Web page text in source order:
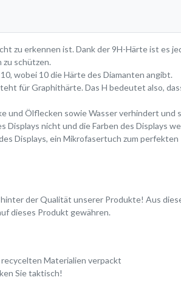
zu erkennen ist. Dank der 9H-Härte ist es
zu schützen.
wobei 10 die Härte des Diamanten angibt.
für Graphithärte. Das H bedeutet also,
und Ölflecken sowie Wasser verhindert und
Displays nicht und die Farben des Displays
Displays, ein Mikrofasertuch zum
der Qualität unserer Produkte! Aus
dieses Produkt gewähren.
Materialien verpackt
Sie taktisch!